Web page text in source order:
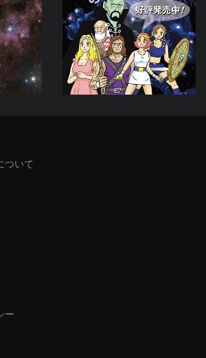
ついて
ー